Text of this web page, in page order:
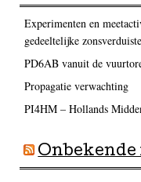
Experimenten en
gedeeltelijke
PD6AB vanuit de
Propagatie verwachting
PI4HM – Hollands
Onbekende